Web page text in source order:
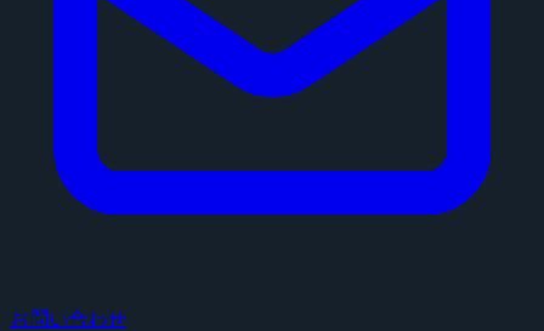
お問い合わせ